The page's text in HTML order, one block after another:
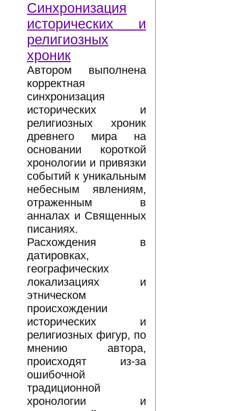
Синхронизация
исторических и
религиозных
хроник
Автором выполнена
корректная
синхронизация
исторических и
религиозных хроник
древнего мира на
основании короткой
хронологии и привязки
событий к уникальным
небесным явлениям,
отраженным в
анналах и Священных
писаниях.
Расхождения в
датировках,
географических
локализациях и
этническом
происхождении
исторических и
религиозных фигур, по
мнению автора,
происходят из-за
ошибочной
традиционной
хронологии и